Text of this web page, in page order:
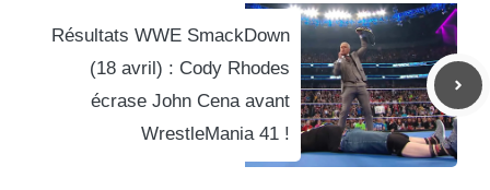
Résultats WWE SmackDown
(18 avril) : Cody Rhodes
écrase John Cena avant
WrestleMania 41 !